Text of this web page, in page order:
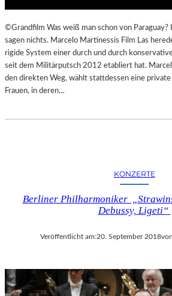
©Grandfilm Was weiß man schon von Paraguay?
sagen nichts. Marcelo Martinessis Film Las
rigide System einer durch und durch
seit dem Militärputsch 2012 etabliert hat.
den direkten Weg, wählt stattdessen eine
Frauen, in deren…
KONZERTE
Berliner Philharmoniker
Debussy, Ligeti“
Veröffentlicht am:20. September 2018von